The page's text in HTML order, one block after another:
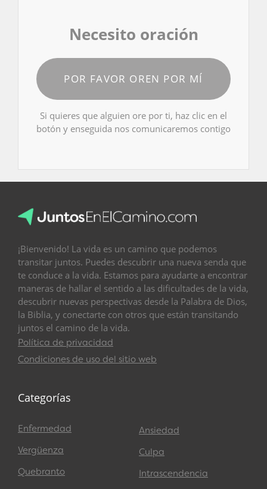
Necesito oración
POR FAVOR OREN POR MÍ
Si quieres que alguien ore por ti, haz clic en el
botón y enseguida nos comunicaremos contigo
¡Bienvenido! La vida es un camino que podemos
transitar juntos. Puedes descubrir una nueva senda que
te conduce a la vida. Estamos para ayudarte a encontrar
maneras de hallar el sentido a las dificultades de la vida,
descubrir nuevas perspectivas desde la Palabra de Dios,
la Biblia, y conectarte con otros que están transitando
juntos el camino de la vida.
Política de privacidad
Condiciones de uso del sitio web
Categorías
Enfermedad
Vergüenza
Quebranto
Ansiedad
Culpa
Intrascendencia